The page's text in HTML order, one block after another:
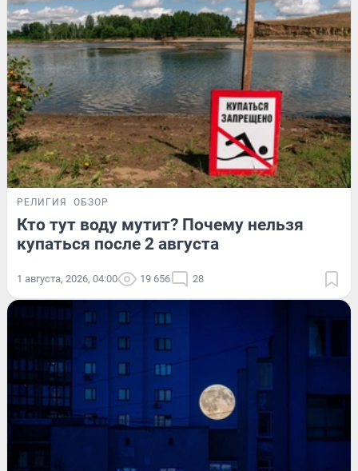
РЕЛИГИЯ ОБЗОР
Кто тут воду мутит? Почему нельзя
купаться после 2 августа
1 августа, 2026, 04:00 19 656 28